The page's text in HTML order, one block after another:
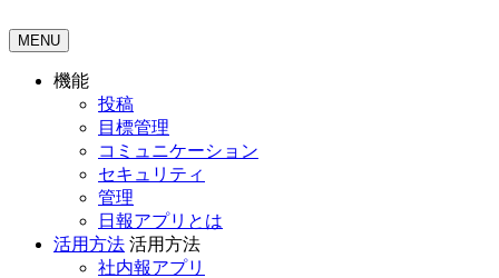
MENU
機能
投稿
目標管理
コミュニケーション
セキュリティ
管理
日報アプリとは
活用方法 活用方法
社内報アプリ